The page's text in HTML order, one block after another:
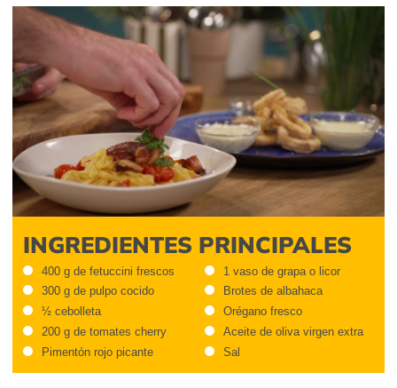
INGREDIENTES PRINCIPALES
400 g de fetuccini frescos
300 g de pulpo cocido
½ cebolleta
200 g de tomates cherry
Pimentón rojo picante
1 vaso de grapa o licor
Brotes de albahaca
Orégano fresco
Aceite de oliva virgen extra
Sal